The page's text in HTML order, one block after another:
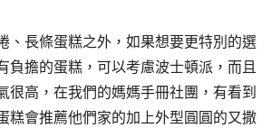
、長條蛋糕之外，如果想要更特別的選
負擔的蛋糕，可以考慮波士頓派，而且
很高，在我們的媽媽手冊社團，有看到
糕會推薦他們家的加上外型圓圓的又撒